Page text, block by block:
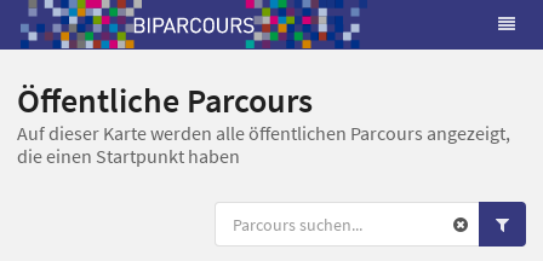
Öffentliche Parcours
Auf dieser Karte werden alle öffentlichen Parcours angezeigt,
die einen Startpunkt haben